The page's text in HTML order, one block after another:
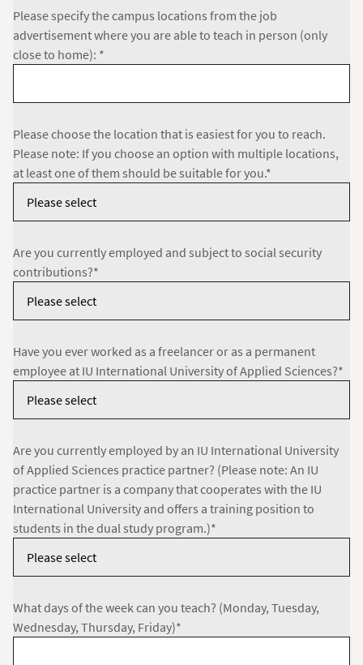
Please specify the campus locations from the job
advertisement where you are able to teach in person (only
close to home): *
Please choose the location that is easiest for you to reach.
Please note: If you choose an option with multiple locations,
at least one of them should be suitable for you.*
Are you currently employed and subject to social security
contributions?*
Have you ever worked as a freelancer or as a permanent
employee at IU International University of Applied Sciences?*
Are you currently employed by an IU International University
of Applied Sciences practice partner? (Please note: An IU
practice partner is a company that cooperates with the IU
International University and offers a training position to
students in the dual study program.)*
What days of the week can you teach? (Monday, Tuesday,
Wednesday, Thursday, Friday)*